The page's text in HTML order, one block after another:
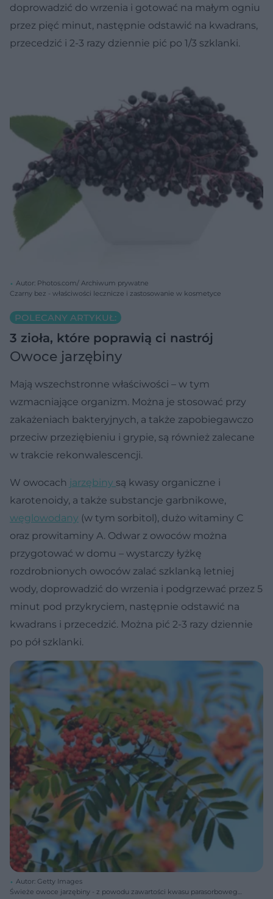
doprowadzić do wrzenia i gotować na małym ogniu
przez pięć minut, następnie odstawić na kwadrans,
przecedzić i 2-3 razy dziennie pić po 1/3 szklanki.
Autor: Photos.com/ Archiwum prywatne
Czarny bez - właściwości lecznicze i zastosowanie w kosmetyce
POLECANY ARTYKUŁ:
3 zioła, które poprawią ci nastrój
Owoce jarzębiny
Mają wszechstronne właściwości – w tym
wzmacniające organizm. Można je stosować przy
zakażeniach bakteryjnych, a także zapobiegawczo
przeciw przeziębieniu i grypie, są również zalecane
w trakcie rekonwalescencji.
W owocach jarzębiny są kwasy organiczne i
karotenoidy, a także substancje garbnikowe,
węglowodany (w tym sorbitol), dużo witaminy C
oraz prowitaminy A. Odwar z owoców można
przygotować w domu – wystarczy łyżkę
rozdrobnionych owoców zalać szklanką letniej
wody, doprowadzić do wrzenia i podgrzewać przez 5
minut pod przykryciem, następnie odstawić na
kwadrans i przecedzić. Można pić 2-3 razy dziennie
po pół szklanki.
Autor: Getty Images
Świeże owoce jarzębiny - z powodu zawartości kwasu parasorbowego